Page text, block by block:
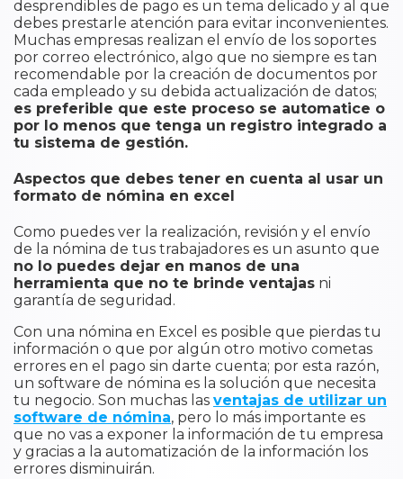
desprendibles de pago es un tema delicado y al que
debes prestarle atención para evitar inconvenientes.
Muchas empresas realizan el envío de los soportes
por correo electrónico, algo que no siempre es tan
recomendable por la creación de documentos por
cada empleado y su debida actualización de datos;
es preferible que este proceso se automatice o
por lo menos que tenga un registro integrado a
tu sistema de gestión.
Aspectos que debes tener en cuenta al usar un
formato de nómina en excel
Como puedes ver la realización, revisión y el envío
de la nómina de tus trabajadores es un asunto que
no lo puedes dejar en manos de una
herramienta que no te brinde ventajas ni
garantía de seguridad.
Con una nómina en Excel es posible que pierdas tu
información o que por algún otro motivo cometas
errores en el pago sin darte cuenta; por esta razón,
un software de nómina es la solución que necesita
tu negocio. Son muchas las ventajas de utilizar un
software de nómina, pero lo más importante es
que no vas a exponer la información de tu empresa
y gracias a la automatización de la información los
errores disminuirán.